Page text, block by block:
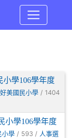
小學106學年度
好美國民小學 / 1404
小學106學年度
小學 / 593 / 人事選